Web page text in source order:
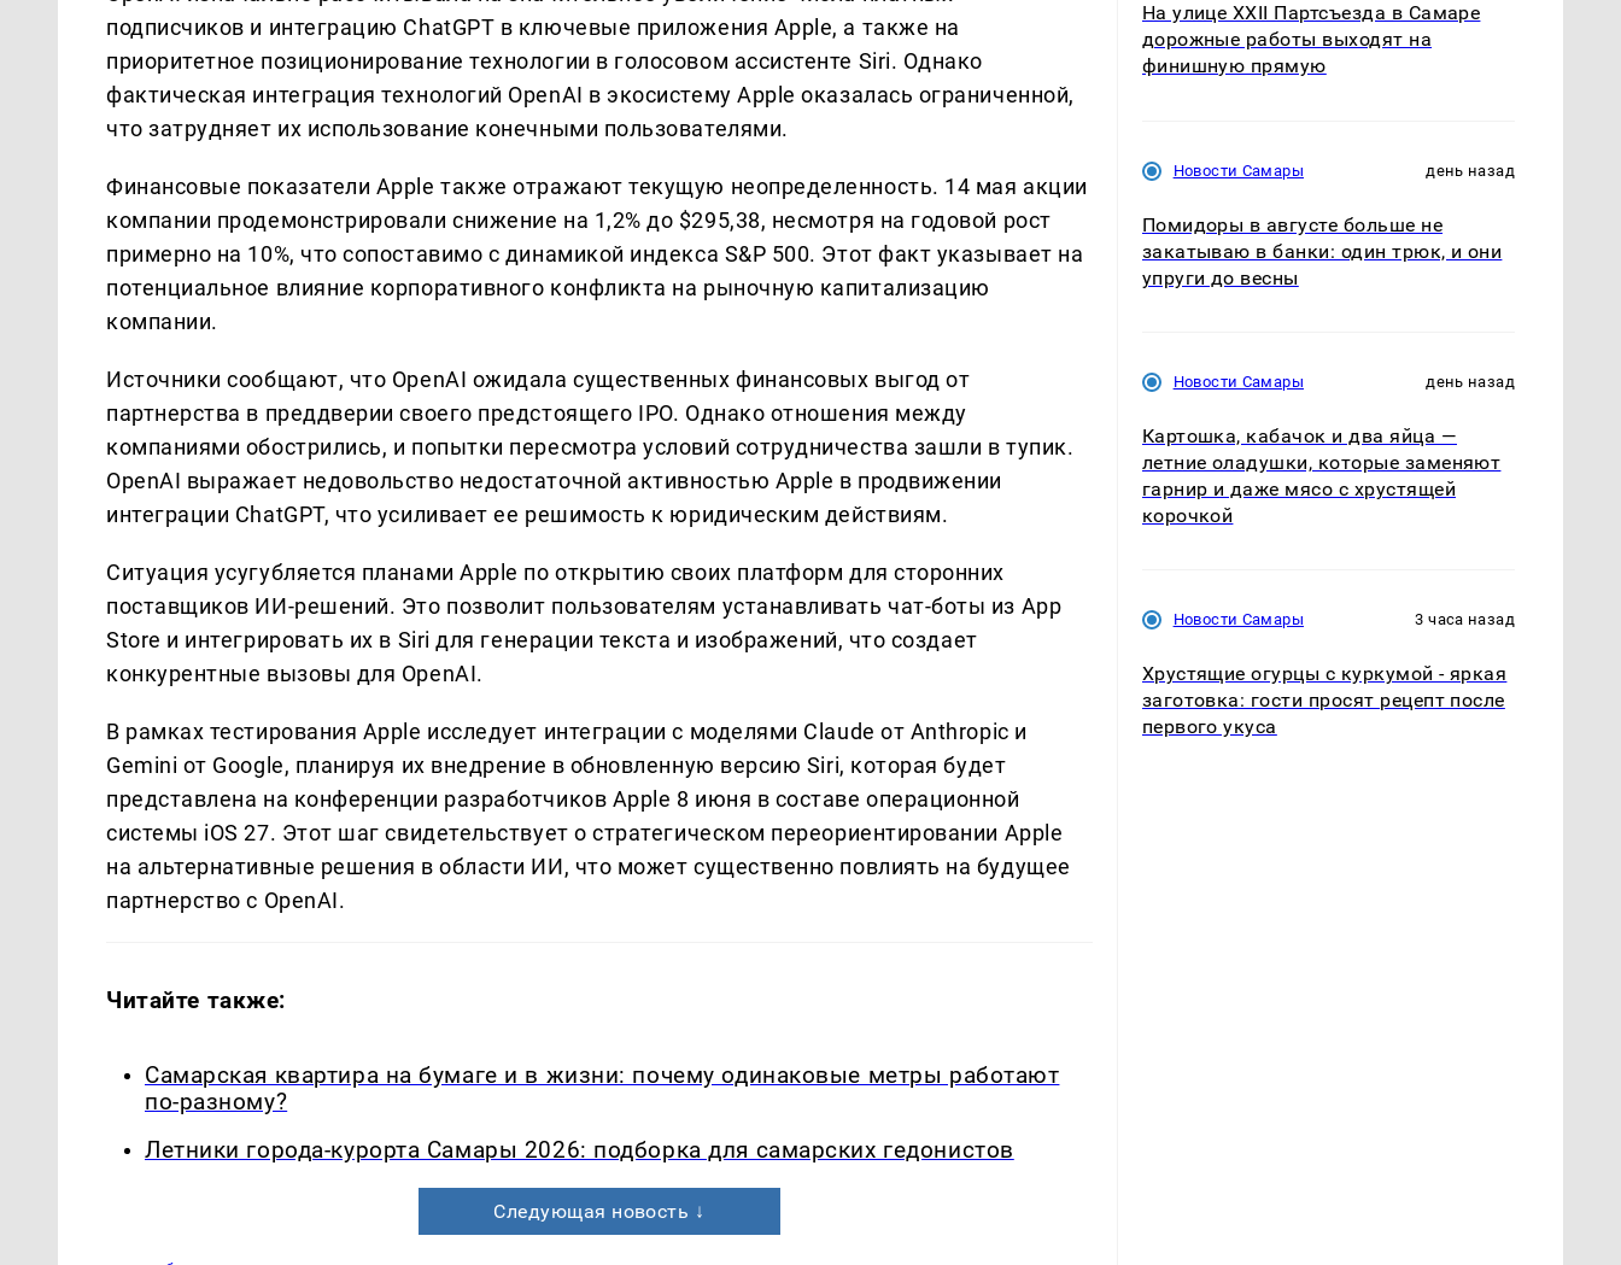
подписчиков и интеграцию ChatGPT в ключевые приложения Apple, а также на
приоритетное позиционирование технологии в голосовом ассистенте Siri. Однако
фактическая интеграция технологий OpenAI в экосистему Apple оказалась ограниченной,
что затрудняет их использование конечными пользователями.
Финансовые показатели Apple также отражают текущую неопределенность. 14 мая акции
компании продемонстрировали снижение на 1,2% до $295,38, несмотря на годовой рост
примерно на 10%, что сопоставимо с динамикой индекса S&P 500. Этот факт указывает на
потенциальное влияние корпоративного конфликта на рыночную капитализацию
компании.
Источники сообщают, что OpenAI ожидала существенных финансовых выгод от
партнерства в преддверии своего предстоящего IPO. Однако отношения между
компаниями обострились, и попытки пересмотра условий сотрудничества зашли в тупик.
OpenAI выражает недовольство недостаточной активностью Apple в продвижении
интеграции ChatGPT, что усиливает ее решимость к юридическим действиям.
Ситуация усугубляется планами Apple по открытию своих платформ для сторонних
поставщиков ИИ-решений. Это позволит пользователям устанавливать чат-боты из App
Store и интегрировать их в Siri для генерации текста и изображений, что создает
конкурентные вызовы для OpenAI.
В рамках тестирования Apple исследует интеграции с моделями Claude от Anthropic и
Gemini от Google, планируя их внедрение в обновленную версию Siri, которая будет
представлена на конференции разработчиков Apple 8 июня в составе операционной
системы iOS 27. Этот шаг свидетельствует о стратегическом переориентировании Apple
на альтернативные решения в области ИИ, что может существенно повлиять на будущее
партнерство с OpenAI.
Читайте также:
Самарская квартира на бумаге и в жизни: почему одинаковые метры работают
по-разному?
Летники города-курорта Самары 2026: подборка для самарских гедонистов
Следующая новость ↓
На улице XXII Партсъезда в Самаре
дорожные работы выходят на
финишную прямую
Новости Самары день назад
Помидоры в августе больше не
закатываю в банки: один трюк, и они
упруги до весны
Новости Самары день назад
Картошка, кабачок и два яйца —
летние оладушки, которые заменяют
гарнир и даже мясо с хрустящей
корочкой
Новости Самары 3 часа назад
Хрустящие огурцы с куркумой - яркая
заготовка: гости просят рецепт после
первого укуса